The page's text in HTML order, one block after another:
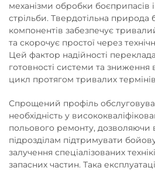
механізми обробки боєприпасів
стрільби. Твердотільна природа
компонентів забезпечує
та скорочує простої через
Цей фактор надійності
готовності системи та
цикл протягом тривалих термінів
Спрощений профіль
необхідність у
польового ремонту, дозволяючи
підрозділам підтримувати
залучення спеціалізованих
запасних частин. Така